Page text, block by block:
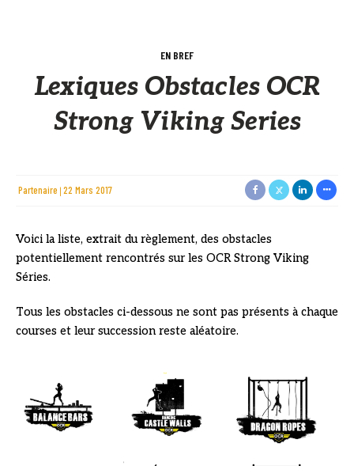
EN BREF
Lexiques Obstacles OCR
Strong Viking Series
Partenaire 22 Mars 2017
Voici la liste, extrait du règlement, des obstacles
potentiellement rencontrés sur les OCR Strong Viking
Séries.
Tous les obstacles ci-dessous ne sont pas présents à chaque
courses et leur succession reste aléatoire.